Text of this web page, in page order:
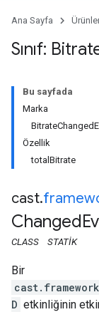
Ana Sayfa
Sınıf:
Bu sayfada
Marka
Özellik
totalBitrate
cast.
Changed
CLASS STATIK
Bir
D etkinliğinin